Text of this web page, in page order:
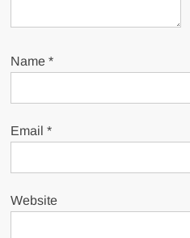
Name*
Email*
Website